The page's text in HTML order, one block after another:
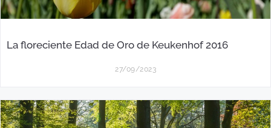
La floreciente Edad de Oro de Keukenhof 2016
27/09/2023